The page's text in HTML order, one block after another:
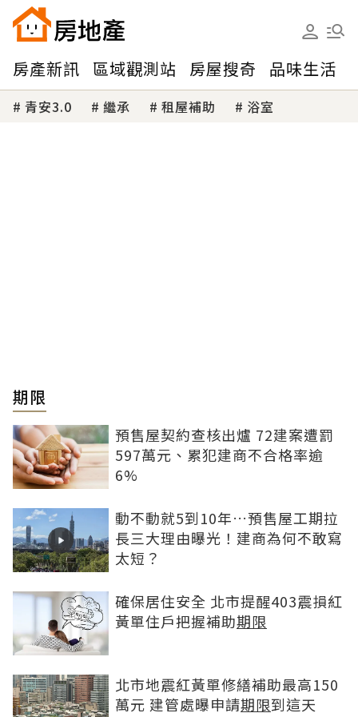
房產新訊 區域觀測站 房屋搜奇 品味生活
青安3.0 繼承 租屋補助 浴室
期限
預售屋契約查核出爐 72建案遭罰
597萬元、累犯建商不合格率逾
6%
動不動就5到10年…預售屋工期拉
長三大理由曝光！建商為何不敢寫
太短？
確保居住安全 北市提醒403震損紅
黃單住戶把握補助期限
北市地震紅黃單修繕補助最高150
萬元 建管處曝申請期限到這天